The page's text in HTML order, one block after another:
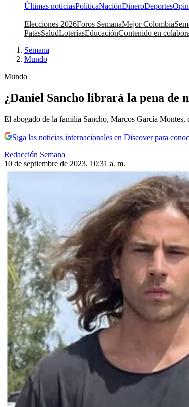
Últimas noticiasPolíticaNaciónDineroDeportes
Elecciones 2026Foros SemanaMejor Colombia
PatasSaludLoteríasEducaciónContenido en
Semana|
Mundo
Mundo
¿Daniel Sancho librará la pena de
El abogado de la familia Sancho, Marcos García Montes,
Siga las noticias internacionales en Discover para
Redacción Semana
10 de septiembre de 2023, 10:31 a. m.